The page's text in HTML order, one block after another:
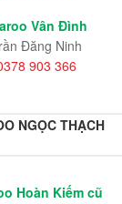
Vân Đình
Đăng Ninh
903 366
NGỌC THẠCH
Hoàn Kiếm cũ